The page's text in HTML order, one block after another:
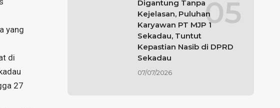
yang
di
27
Digantung Tanpa
Kejelasan, Puluhan
Karyawan PT MJP 1
Sekadau, Tuntut
Kepastian Nasib di DPRD
Sekadau
07/07/2026